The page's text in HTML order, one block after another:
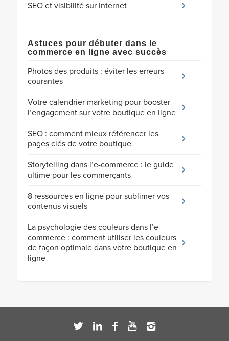
SEO et visibilité sur Internet
Astuces pour débuter dans le
commerce en ligne avec succès
Photos des produits : éviter les erreurs
courantes
Votre calendrier marketing pour booster
l’engagement sur votre boutique en ligne
SEO : comment mieux référencer les
pages clés de votre boutique
Storytelling dans l’e-commerce : le guide
ultime pour les commerçants
8 ressources en ligne pour sublimer vos
contenus visuels
La psychologie des couleurs dans l’e-
commerce : comment utiliser les couleurs
de façon optimale dans votre boutique en
ligne